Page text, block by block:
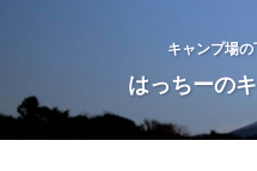
キャンプ場
はっちーの